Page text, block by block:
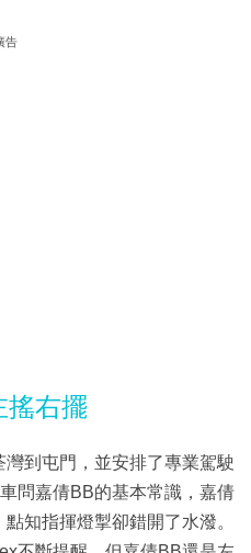
告
搖右擺
到屯門，並安排了專業駕駛
問嘉倩BB的基本常識，嘉倩
知指揮燈掣卻錯開了水潑。